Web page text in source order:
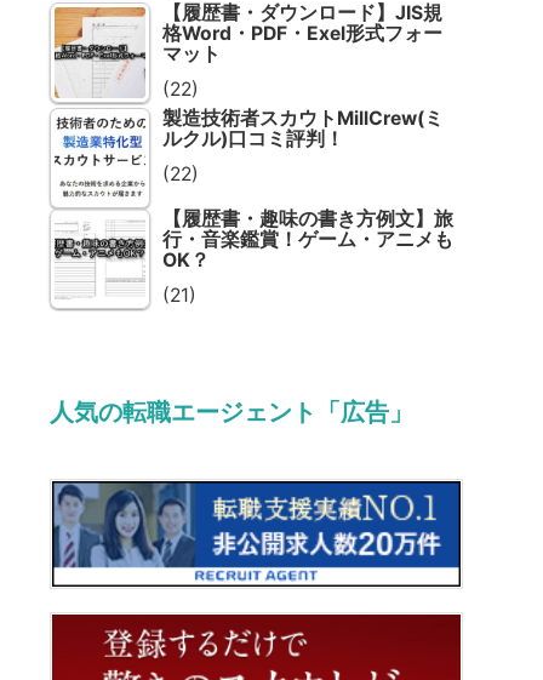
【履歴書・ダウンロード】JIS規
格Word・PDF・Exel形式フォー
マット
(22)
製造技術者スカウトMillCrew(ミ
ルクル)口コミ評判！
(22)
【履歴書・趣味の書き方例文】旅
行・音楽鑑賞！ゲーム・アニメも
OK？
(21)
人気の転職エージェント「広告」